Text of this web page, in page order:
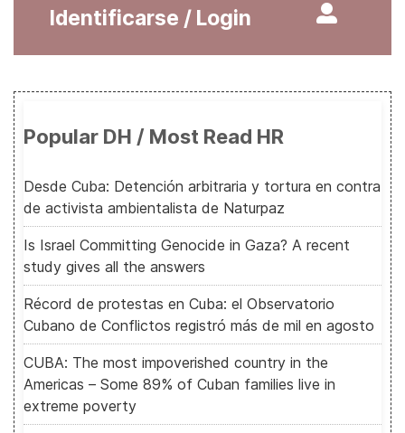
Identificarse / Login
Popular DH / Most Read HR
Desde Cuba: Detención arbitraria y tortura en contra
de activista ambientalista de Naturpaz
Is Israel Committing Genocide in Gaza? A recent
study gives all the answers
Récord de protestas en Cuba: el Observatorio
Cubano de Conflictos registró más de mil en agosto
CUBA: The most impoverished country in the
Americas – Some 89% of Cuban families live in
extreme poverty